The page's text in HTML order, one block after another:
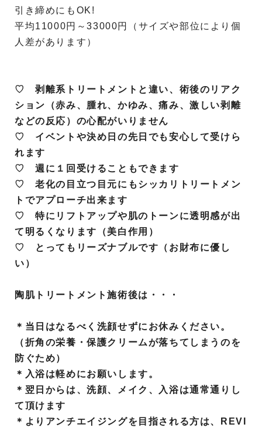
引き締めにもOK!
平均11000円～33000円（サイズや部位により個
人差があります）
♡ 剥離系トリートメントと違い、術後のリアク
ション（赤み、腫れ、かゆみ、痛み、激しい剥離
などの反応）の心配がいりません
♡ イベントや決め日の先日でも安心して受けら
れます
♡ 週に１回受けることもできます
♡ 老化の目立つ目元にもシッカリトリートメン
トでアプローチ出来ます
♡ 特にリフトアップや肌のトーンに透明感が出
て明るくなります（美白作用）
♡ とってもリーズナブルです（お財布に優し
い）
陶肌トリートメント施術後は・・・
＊当日はなるべく洗顔せずにお休みください。
（折角の栄養・保護クリームが落ちてしまうのを
防ぐため）
＊入浴は軽めにお願いします。
＊翌日からは、洗顔、メイク、入浴は通常通りし
て頂けます
＊よりアンチエイジングを目指される方は、REVI